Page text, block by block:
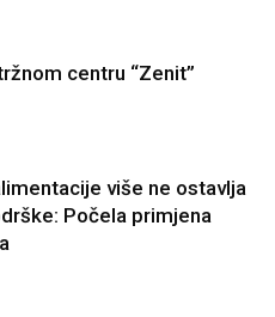
centru “Zenit”
više ne ostavlja
Počela primjena